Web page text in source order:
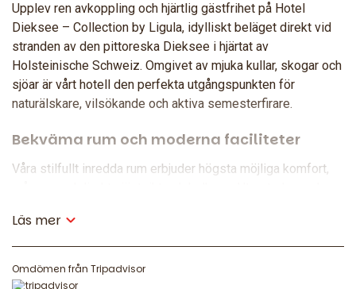
Upplev ren avkoppling och hjärtlig gästfrihet på Hotel
Dieksee – Collection by Ligula, idylliskt beläget direkt vid
stranden av den pittoreska Dieksee i hjärtat av
Holsteinische Schweiz. Omgivet av mjuka kullar, skogar och
sjöar är vårt hotell den perfekta utgångspunkten för
naturälskare, vilsökande och aktiva semesterfirare.
Bekväma rum och moderna faciliteter
Våra stilfullt inredda rum erbjuder högsta möjliga komfort,
sängar från det svenska lyxvarumärket Carpe Diem samt
kaffe- och tefaciliteter, kommer din vistelse hos oss att bli
en riktig feelgood-upplevelse.
Läs mer
Omdömen från Tripadvisor